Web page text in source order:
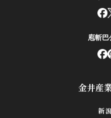
金井産
新
庖斬巴